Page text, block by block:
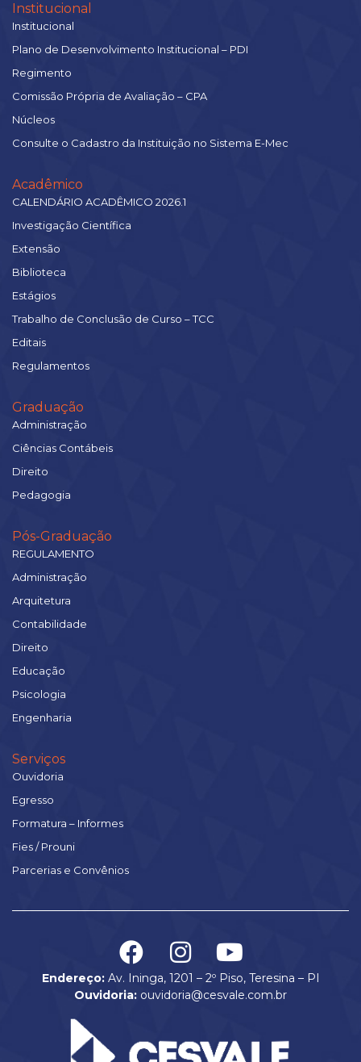
Institucional
Institucional
Plano de Desenvolvimento Institucional – PDI
Regimento
Comissão Própria de Avaliação – CPA
Núcleos
Consulte o Cadastro da Instituição no Sistema E-Mec
Acadêmico
CALENDÁRIO ACADÊMICO 2026.1
Investigação Científica
Extensão
Biblioteca
Estágios
Trabalho de Conclusão de Curso – TCC
Editais
Regulamentos
Graduação
Administração
Ciências Contábeis
Direito
Pedagogia
Pós-Graduação
REGULAMENTO
Administração
Arquitetura
Contabilidade
Direito
Educação
Psicologia
Engenharia
Serviços
Ouvidoria
Egresso
Formatura – Informes
Fies / Prouni
Parcerias e Convênios
Endereço:Av. Ininga, 1201 – 2º Piso, Teresina – PI
Ouvidoria: ouvidoria@cesvale.com.br